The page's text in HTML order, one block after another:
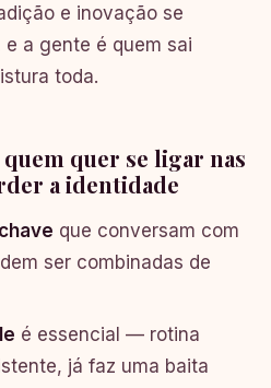
e inovação se
a gente é quem sai
toda.
quer se ligar nas
a identidade
que conversam com
ser combinadas de
é essencial — rotina
já faz uma baita